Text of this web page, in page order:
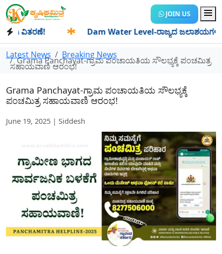
JOIN US
ವಿತರಣೆ! Dam Water Level-ರಾಜ್ಯದ ಜಲಾಶಯಗಳಿಗೆ ಒಂದೇ
Latest News Breaking News
Grama Panchayat-ಗ್ರ‍ಾಮ ಪಂಚಾಯತಿಯ ಸೌಲಭ್ಯಕ್ಕೆ ಪಂಚಮಿತ್ರ
ಸಹಾಯವಾಣಿ ಆರಂಭ!
Grama Panchayat-ಗ್ರ‍ಾಮ ಪಂಚಾಯತಿಯ ಸೌಲಭ್ಯಕ್ಕೆ
ಪಂಚಮಿತ್ರ ಸಹಾಯವಾಣಿ ಆರಂಭ!
June 19, 2025 | Siddesh